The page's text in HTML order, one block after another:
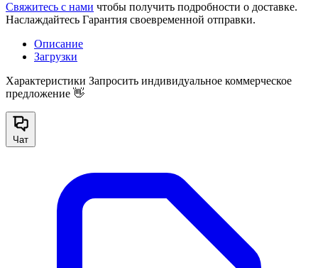
Свяжитесь с нами чтобы получить подробности о доставке.
Наслаждайтесь Гарантия своевременной отправки.
Описание
Загрузки
Характеристики Запросить индивидуальное коммерческое
предложение 👋
Чат